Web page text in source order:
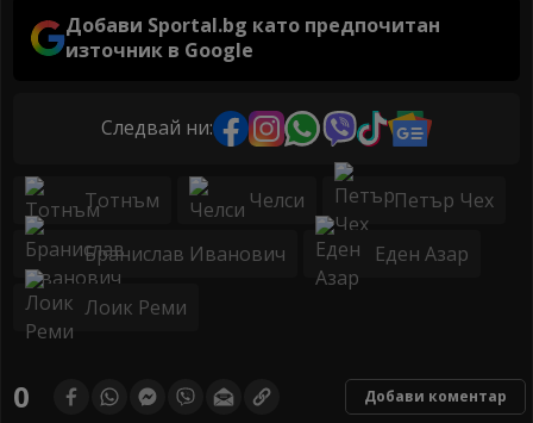
Добави Sportal.bg като предпочитан
източник в Google
Следвай ни:
Тотнъм Челси Петър Чех
Бранислав Иванович Еден Азар
Лоик Реми
0 Добави коментар